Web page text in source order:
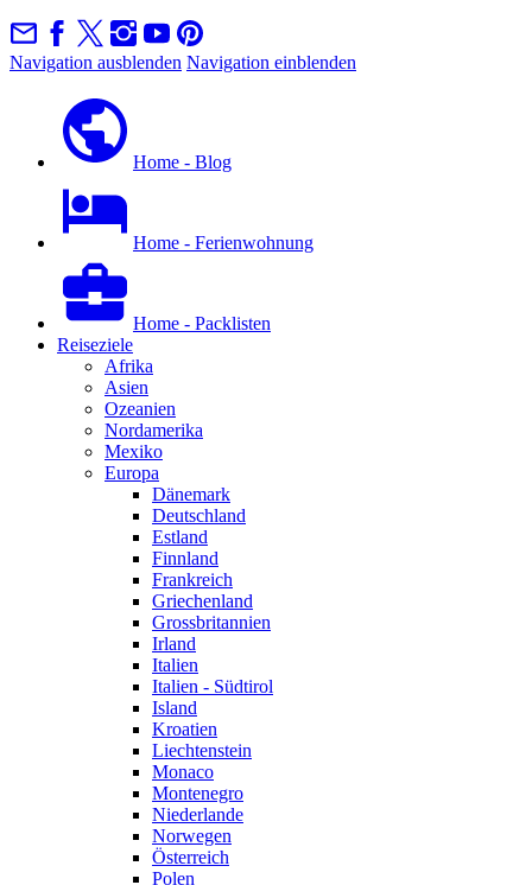
Navigation ausblenden Navigation einblenden
Home - Blog
Home - Ferienwohnung
Home - Packlisten
Reiseziele
Afrika
Asien
Ozeanien
Nordamerika
Mexiko
Europa
Dänemark
Deutschland
Estland
Finnland
Frankreich
Griechenland
Grossbritannien
Irland
Italien
Italien - Südtirol
Island
Kroatien
Liechtenstein
Monaco
Montenegro
Niederlande
Norwegen
Österreich
Polen